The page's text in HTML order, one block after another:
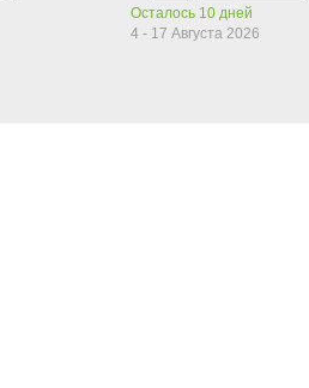
Осталось 10 дней
4 - 17 Августа 2026